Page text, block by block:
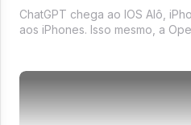
ChatGPT chega ao IOS Alô,
aos iPhones. Isso mesmo, a